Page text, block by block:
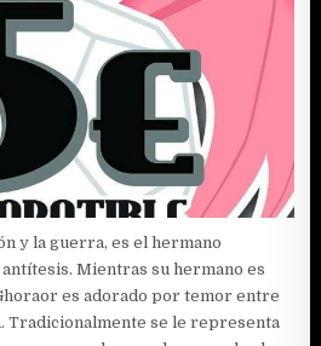
y la guerra, es el hermano
Mientras su hermano es
es adorado por temor entre
Tradicionalmente se le representa